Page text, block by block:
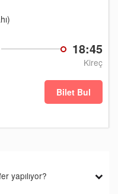
18:45
Kireç
Bilet Bul
yapılıyor?